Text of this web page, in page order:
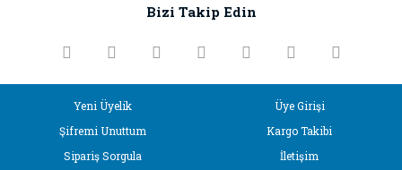
Ürün bilgilerinde hatalar bulunuyor.
Bizi Takip Edin
Yeni Üyelik
Üye Girişi
Şifremi Unuttum
Kargo Takibi
Sipariş Sorgula
İletişim